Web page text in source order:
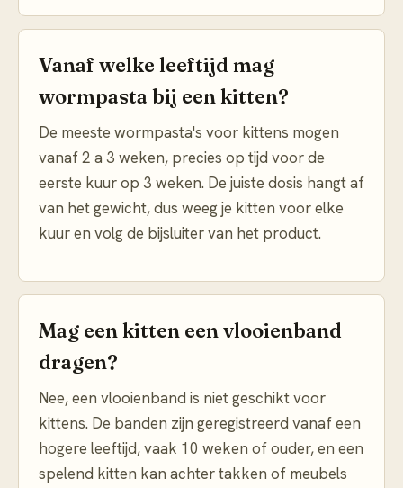
Vanaf welke leeftijd mag
wormpasta bij een kitten?
De meeste wormpasta's voor kittens mogen
vanaf 2 a 3 weken, precies op tijd voor de
eerste kuur op 3 weken. De juiste dosis hangt af
van het gewicht, dus weeg je kitten voor elke
kuur en volg de bijsluiter van het product.
Mag een kitten een vlooienband
dragen?
Nee, een vlooienband is niet geschikt voor
kittens. De banden zijn geregistreerd vanaf een
hogere leeftijd, vaak 10 weken of ouder, en een
spelend kitten kan achter takken of meubels